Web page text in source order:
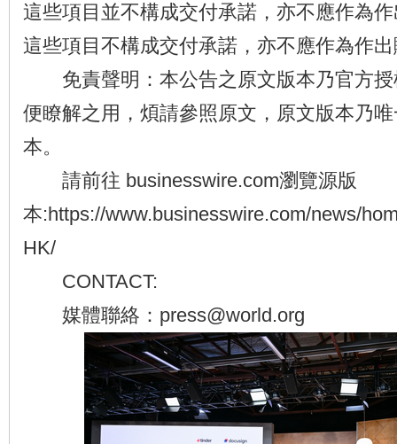
這些項目並不構成交付承諾，亦不應作為
這些項目不構成交付承諾，亦不應作為作
免責聲明：本公告之原文版本乃官方授
便瞭解之用，煩請參照原文，原文版本乃
本。
請前往 businesswire.com瀏覽源版
本:https://www.businesswire.com/news/
HK/
CONTACT:
媒體聯絡：press@world.org